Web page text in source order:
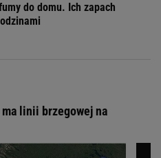
do domu. Ich zapach
linii brzegowej na